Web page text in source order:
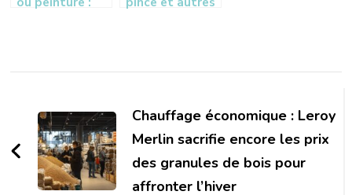
appliquer pour
votre projet
robinet de
d'article
Chauffage économique : Leroy
Merlin sacrifie encore les prix
des granules de bois pour
affronter l’hiver